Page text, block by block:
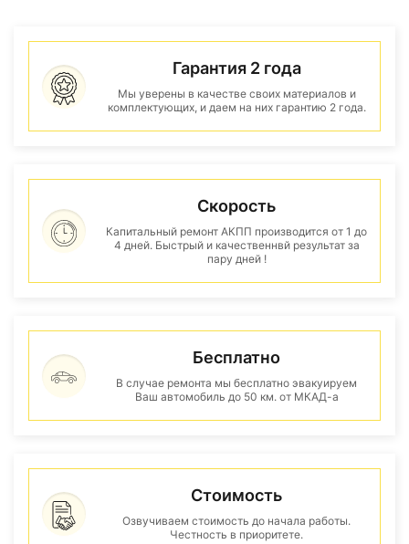
Гарантия 2 года
Мы уверены в качестве своих материалов и
комплектующих, и даем на них гарантию 2 года.
Скорость
Капитальный ремонт АКПП производится от 1 до
4 дней. Быстрый и качественнвй результат за
пару дней !
Бесплатно
В случае ремонта мы бесплатно эвакуируем
Ваш автомобиль до 50 км. от МКАД-а
Стоимость
Озвучиваем стоимость до начала работы.
Честность в приоритете.